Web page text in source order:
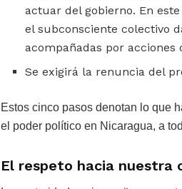
actuar del gobierno. En
el subconsciente colectivo
acompañadas por
Se exigirá la renuncia del
Estos cinco pasos denotan lo que
el poder político en Nicaragua, a
El respeto hacia nuestra